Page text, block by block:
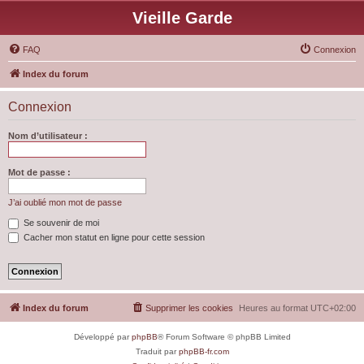
Vieille Garde
FAQ Connexion
Index du forum
Connexion
Nom d’utilisateur :
Mot de passe :
J’ai oublié mon mot de passe
Se souvenir de moi
Cacher mon statut en ligne pour cette session
Index du forum Heures au format UTC+02:00
Supprimer les cookies
Développé parphpBB® Forum Software © phpBB Limited
Traduit parphpBB-fr.com